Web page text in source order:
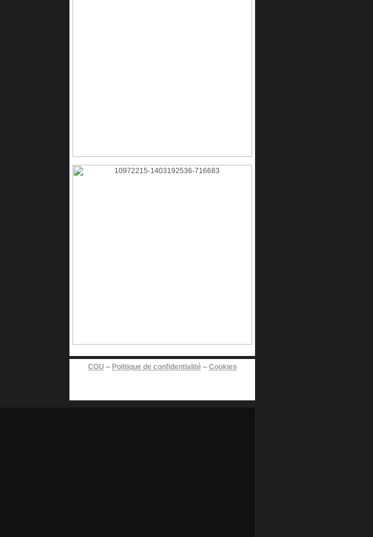
CGU – Politique de confidentialité – Cookies